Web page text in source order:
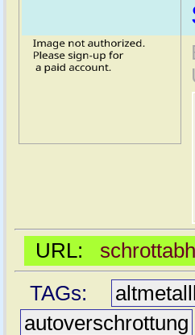
URL:
TAGs:
autoverschrottung